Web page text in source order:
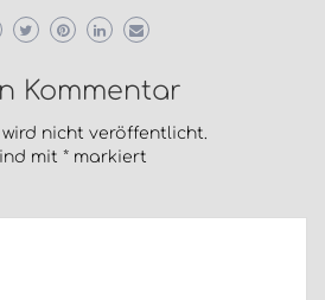
Kommentar
nicht veröffentlicht.
mit * markiert